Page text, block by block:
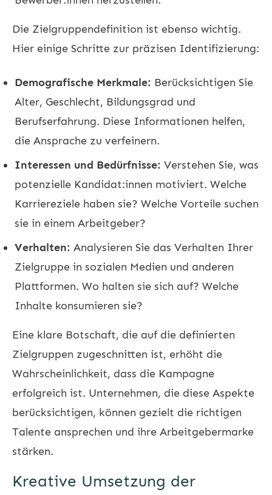
Die Zielgruppendefinition ist ebenso wichtig.
Hier einige Schritte zur präzisen Identifizierung:
Demografische Merkmale: Berücksichtigen Sie
Alter, Geschlecht, Bildungsgrad und
Berufserfahrung. Diese Informationen helfen,
die Ansprache zu verfeinern.
Interessen und Bedürfnisse: Verstehen Sie, was
potenzielle Kandidat:innen motiviert. Welche
Karriereziele haben sie? Welche Vorteile suchen
sie in einem Arbeitgeber?
Verhalten: Analysieren Sie das Verhalten Ihrer
Zielgruppe in sozialen Medien und anderen
Plattformen. Wo halten sie sich auf? Welche
Inhalte konsumieren sie?
Eine klare Botschaft, die auf die definierten
Zielgruppen zugeschnitten ist, erhöht die
Wahrscheinlichkeit, dass die Kampagne
erfolgreich ist. Unternehmen, die diese Aspekte
berücksichtigen, können gezielt die richtigen
Talente ansprechen und ihre Arbeitgebermarke
stärken.
Kreative Umsetzung der